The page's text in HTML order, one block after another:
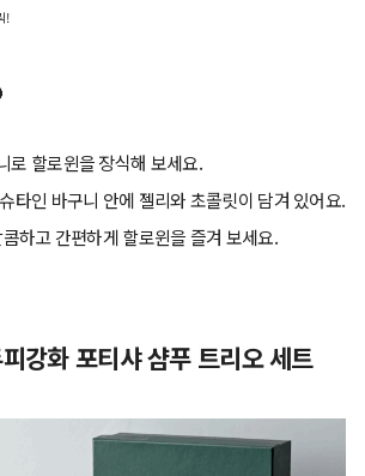
!
로 할로윈을 장식해 보세요.
타인 바구니 안에 젤리와 초콜릿이 담겨 있어요.
하고 간편하게 할로윈을 즐겨 보세요.
강화 포티샤 샴푸 트리오 세트